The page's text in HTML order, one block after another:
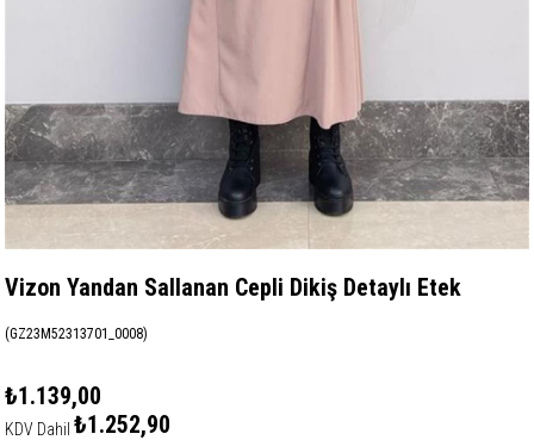
Vizon Yandan Sallanan Cepli Dikiş Detaylı Etek
(GZ23M52313701_0008)
₺1.139,00
KDV Dahil ₺1.252,90